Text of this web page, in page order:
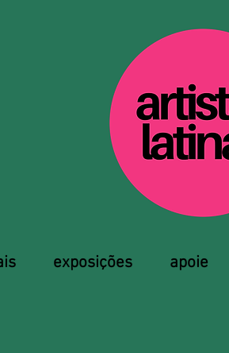
exposições apoie